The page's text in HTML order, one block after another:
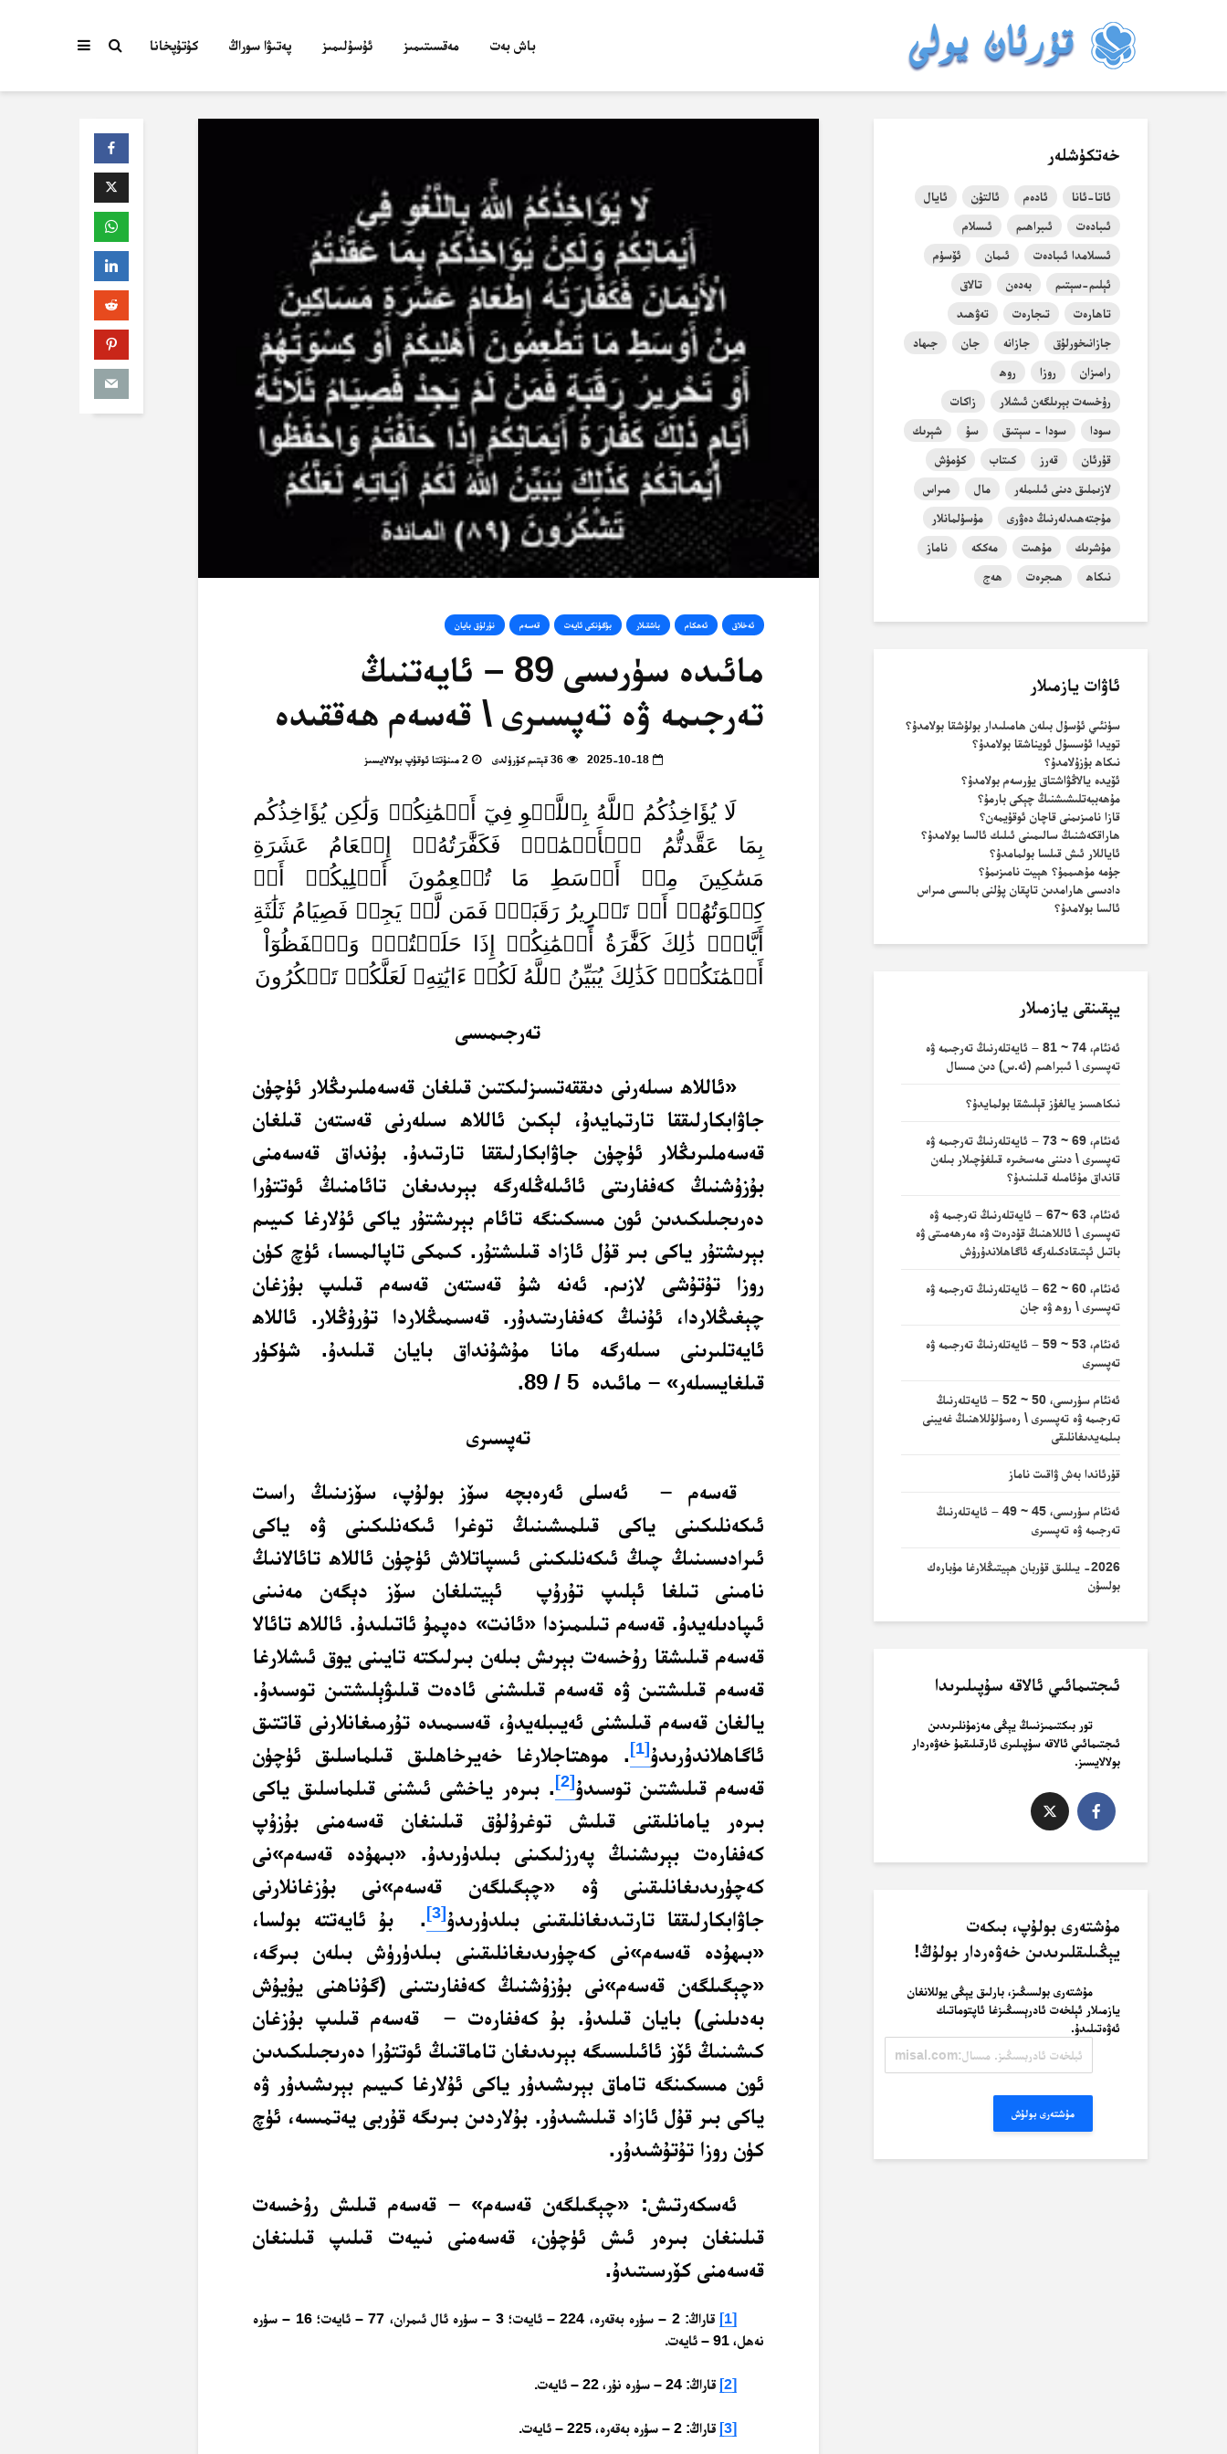
باش بەت مەقسىتىمىز ئۇسۇلىمىز پەتىۋا سوراڭ كۇتۇپخانا
ئەخلاق ئەھكام باشقىلار بۈگۈنكى ئايەت قەسەم نۇرلۇق بايان
مائىدە سۈرىسى 89 – ئايەتنىڭ
تەرجىمە ۋە تەپسىرى \ قەسەم ھەققىدە
2025-10-18 36 قېتىم كۆرۈلدى 2 مىنۇتتا ئوقۇپ بولالايسىز
لَا يُؤَاخِذُكُمُ ٱللَّهُ بِٱللَّغۡوِ فِيٓ أَيۡمَٰنِكُمۡ وَلَٰكِن يُؤَاخِذُكُم
بِمَا عَقَّدتُّمُ ٱلۡأَيۡمَٰنَۖ فَكَفَّٰرَتُهُۥٓ إِطۡعَامُ عَشَرَةِ
مَسَٰكِينَ مِنۡ أَوۡسَطِ مَا تُطۡعِمُونَ أَهۡلِيكُمۡ أَوۡ
كِسۡوَتُهُمۡ أَوۡ تَحۡرِيرُ رَقَبَةٖۖ فَمَن لَّمۡ يَجِدۡ فَصِيَامُ ثَلَٰثَةِ
أَيَّامٖۚ ذَٰلِكَ كَفَّٰرَةُ أَيۡمَٰنِكُمۡ إِذَا حَلَفۡتُمۡۚ وَٱحۡفَظُوٓاْ
أَيۡمَٰنَكُمۡۚ كَذَٰلِكَ يُبَيِّنُ ٱللَّهُ لَكُمۡ ءَايَٰتِهِۦ لَعَلَّكُمۡ تَشۡكُرُونَ
تەرجىمىسى
«ئاللاھ سىلەرنى دىققەتسىزلىكتىن قىلغان قەسەملىرىڭلار ئۈچۈن
جاۋابكارلىققا تارتمايدۇ، لېكىن ئاللاھ سىلەرنى قەستەن قىلغان
قەسەملىرىڭلار ئۈچۈن جاۋابكارلىققا تارتىدۇ. بۇنداق قەسەمنى
بۇزۇشنىڭ كەففارىتى ئائىلەڭلەرگە بېرىدىغان تائامنىڭ ئوتتۇرا
دەرىجىلىكىدىن ئون مىسكىنگە تائام بېرىشتۇر ياكى ئۇلارغا كىيىم
بېرىشتۇر ياكى بىر قۇل ئازاد قىلىشتۇر. كىمكى تاپالمىسا، ئۈچ كۈن
روزا تۇتۇشى لازىم. ئەنە شۇ قەستەن قەسەم قىلىپ بۇزغان
چېغىڭلاردا، ئۇنىڭ كەففارىتىدۇر. قەسىمىڭلاردا تۇرۇڭلار. ئاللاھ
ئايەتلىرىنى سىلەرگە مانا مۇشۇنداق بايان قىلىدۇ. شۈكۈر
قىلغايسىلەر» – مائىدە 5 / 89.
تەپسىرى
قەسەم – ئەسلى ئەرەبچە سۆز بولۇپ، سۆزىنىڭ راست
ئىكەنلىكىنى ياكى قىلمىشىنىڭ توغرا ئىكەنلىكىنى ۋە ياكى
ئىرادىسىنىڭ چىڭ ئىكەنلىكىنى ئىسپاتلاش ئۈچۈن ئاللاھ تائالانىڭ
نامىنى تىلغا ئېلىپ تۇرۇپ ئېيتىلغان سۆز دېگەن مەنىنى
ئىپادىلەيدۇ. قەسەم تىلىمىزدا «ئانت» دەپمۇ ئاتىلىدۇ. ئاللاھ تائالا
قەسەم قىلىشقا رۇخسەت بېرىش بىلەن بىرلىكتە تايىنى يوق ئىشلارغا
قەسەم قىلىشتىن ۋە قەسەم قىلىشنى ئادەت قىلىۋېلىشتىن توسىدۇ.
يالغان قەسەم قىلىشنى ئەيىبلەيدۇ، قەسىمىدە تۇرمىغانلارنى قاتتىق
ئاگاھلاندۇرىدۇ[1]
. موھتاجلارغا خەيرخاھلىق قىلماسلىق ئۈچۈن
قەسەم قىلىشتىن توسىدۇ[2]
. بىرەر ياخشى ئىشنى قىلماسلىق ياكى
بىرەر يامانلىقنى قىلىش توغرۇلۇق قىلىنغان قەسەمنى بۇزۇپ
كەففارەت بېرىشنىڭ پەرزلىكىنى بىلدۈرىدۇ. «بىھۇدە قەسەم»نى
كەچۈرىدىغانلىقىنى ۋە «چېگىلگەن قەسەم»نى بۇزغانلارنى
جاۋابكارلىققا تارتىدىغانلىقىنى بىلدۈرىدۇ[3]
. بۇ ئايەتتە بولسا،
«بىھۇدە قەسەم»نى كەچۈرىدىغانلىقىنى بىلدۈرۈش بىلەن بىرگە،
«چېگىلگەن قەسەم»نى بۇزۇشنىڭ كەففارىتىنى (گۇناھنى يۇيۇش
بەدىلىنى) بايان قىلىدۇ. بۇ كەففارەت – قەسەم قىلىپ بۇزغان
كىشىنىڭ ئۆز ئائىلىسىگە بېرىدىغان تاماقنىڭ ئوتتۇرا دەرىجىلىكىدىن
ئون مىسكىنگە تاماق بېرىشىدۇر ياكى ئۇلارغا كىيىم بېرىشىدۇر ۋە
ياكى بىر قۇل ئازاد قىلىشىدۇر. بۇلاردىن بىرىگە قۇربى يەتمىسە، ئۈچ
كۈن روزا تۇتۇشىدۇر.
ئەسكەرتىش: «چېگىلگەن قەسەم» – قەسەم قىلىش رۇخسەت
قىلىنغان بىرەر ئىش ئۈچۈن، قەسەمنى نىيەت قىلىپ قىلىنغان
قەسەمنى كۆرسىتىدۇ.
[1]
قاراڭ: 2 – سۈرە بەقەرە، 224 – ئايەت؛ 3 – سۈرە ئال ئىمران، 77 – ئايەت؛ 16 – سۈرە
نەھل، 91 – ئايەت.
[2] قاراڭ: 24 – سۈرە نۇر، 22 – ئايەت.
[3] قاراڭ: 2 – سۈرە بەقەرە، 225 – ئايەت.
خەتكۈشلەر
ئاتا-ئانا ئادەم ئالتۇن
ئايال
ئىبادەت
ئىبراھىم
ئىسلام
ئىسلامدا ئىبادەت
ئىمان
ئۆسۈم
ئېلىم-سېتىم
بەدەن
تالاق
تاھارەت
تىجارەت
تەۋھىد
جازانىخورلۇق
جازانە جان
جىھاد
رامىزان
روزا
روھ
رۇخسەت بېرىلگەن ئىشلار
زاكات
سودا
سودا - سېتىق سۇ
شېرىك
قۇرئان
قەرز كىتاب
كۈمۈش
لازىملىق دىنى ئىلىملەر
مال
مىراس
مۇجتەھىدلەرنىڭ دەۋرى
مۇسۇلمانلار
مۇشرىك
مۇھىت مەككە
ناماز
نىكاھ
ھىجرەت ھەج
ئاۋات يازمىلار
سۈنئىي ئۇسۇل بىلەن ھامىلىدار بولۇشقا بولامدۇ؟
تويدا ئۇسسۇل ئويناشقا بولامدۇ؟
نىكاھ بۇزۇلامدۇ؟
ئۆيدە يالاڭۋاشتاق يۈرسەم بولامدۇ؟
مۇھەببەتلىشىشنىڭ چېكى بارمۇ؟
قازا نامىزىمنى قاچان ئوقۇيمەن؟
ھاراقكەشنىڭ سالىمىنى ئىلىك ئالسا بولامدۇ؟
ئاياللار ئىش قىلسا بولمامدۇ؟
جۈمە مۇھىممۇ؟ ھېيت نامىزىمۇ؟
دادىسى ھارامدىن تاپقان پۇلنى بالىسى مىراس
ئالسا بولامدۇ؟
يېقىنقى يازمىلار
ئەنئام، 74 ~ 81 – ئايەتلەرنىڭ تەرجىمە ۋە
تەپسىرى \ ئىبراھىم (ئە.س) دىن مىسال
نىكاھسىز يالغۇز قېلىشقا بولمايدۇ؟
ئەنئام، 69 ~ 73 – ئايەتلەرنىڭ تەرجىمە ۋە
تەپسىرى \ دىننى مەسخىرە قىلغۇچىلار بىلەن
قانداق مۇئامىلە قىلىنىدۇ؟
ئەنئام، 63 ~67 – ئايەتلەرنىڭ تەرجىمە ۋە
تەپسىرى \ ئاللاھنىڭ قۇدرەت ۋە مەرھەمىتى ۋە
باتىل ئېتىقادكىلەرگە ئاگاھلاندۇرۇش
ئەنئام، 60 ~ 62 – ئايەتلەرنىڭ تەرجىمە ۋە
تەپسىرى \ روھ ۋە جان
ئەنئام، 53 ~ 59 – ئايەتلەرنىڭ تەرجىمە ۋە
تەپسىرى
ئەنئام سۈرىسى، 50 ~ 52 – ئايەتلەرنىڭ
تەرجىمە ۋە تەپسىرى \ رەسۇلۇللاھنىڭ غەيبنى
بىلمەيدىغانلىقى
قۇرئاندا بەش ۋاقىت ناماز
ئەنئام سۈرىسى، 45 ~ 49 – ئايەتلەرنىڭ
تەرجىمە ۋە تەپسىرى
2026- يىللىق قۇربان ھېيتىڭلارغا مۇبارەك
بولسۇن
ئىجتىمائىي ئالاقە سۇپىلىرىدا
تور بىكتىمىزنىىڭ يېڭى مەزمۇنلىرىدىن
ئىجتىمائىي ئالاقە سۇپىلىرى ئارقىلىقمۇ خەۋەردار
بولالايسىز.
مۇشتەرى بولۇپ، بىكەت
يېڭىلىقلىرىدىن خەۋەردار بولۇڭ!
مۇشتەرى بولسىڭىز، بارلىق يېڭى يوللانغان
يازمىلار ئېلخەت ئادرېسىڭىزغا ئاپتوماتىك
ئەۋەتىلىدۇ.
ئادرېسىڭىز.
مۇشتەرى بولۇش